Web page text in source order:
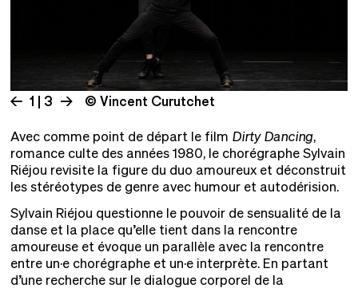
1 | 3 © Vincent Curutchet
Avec comme point de départ le film Dirty Dancing,
romance culte des années 1980, le chorégraphe Sylvain
Riéjou revisite la figure du duo amoureux et déconstruit
les stéréotypes de genre avec humour et autodérision.
Sylvain Riéjou questionne le pouvoir de sensualité de la
danse et la place qu’elle tient dans la rencontre
amoureuse et évoque un parallèle avec la rencontre
entre un·e chorégraphe et un·e interprète. En partant
d’une recherche sur le dialogue corporel de la